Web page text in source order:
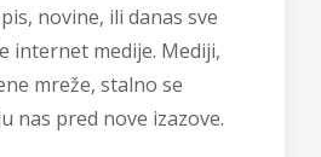
novine, ili danas sve
internet medije. Mediji,
mreže, stalno se
nas pred nove izazove.